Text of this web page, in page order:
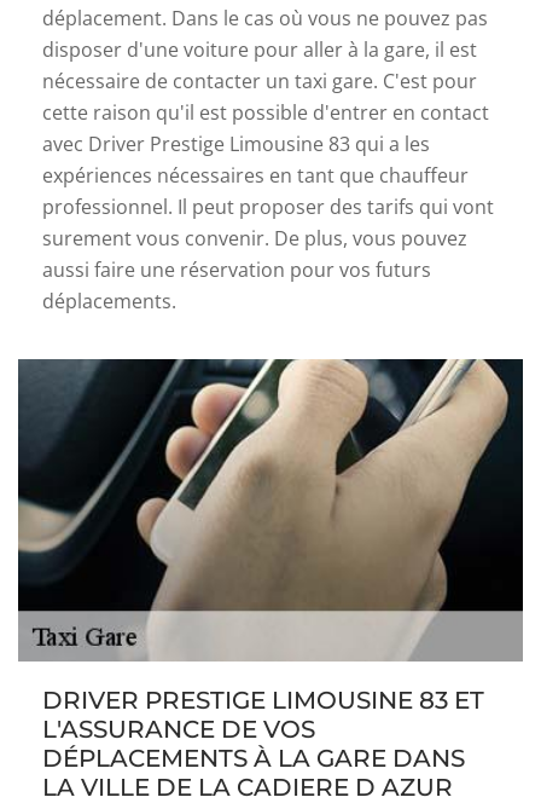
déplacement. Dans le cas où vous ne pouvez pas
disposer d'une voiture pour aller à la gare, il est
nécessaire de contacter un taxi gare. C'est pour
cette raison qu'il est possible d'entrer en contact
avec Driver Prestige Limousine 83 qui a les
expériences nécessaires en tant que chauffeur
professionnel. Il peut proposer des tarifs qui vont
surement vous convenir. De plus, vous pouvez
aussi faire une réservation pour vos futurs
déplacements.
DRIVER PRESTIGE LIMOUSINE 83 ET
L'ASSURANCE DE VOS
DÉPLACEMENTS À LA GARE DANS
LA VILLE DE LA CADIERE D AZUR